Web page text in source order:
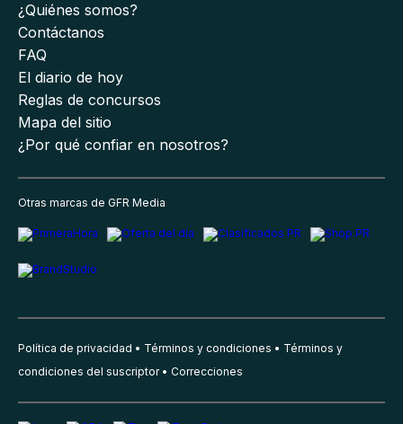
¿Quiénes somos?
Contáctanos
FAQ
El diario de hoy
Reglas de concursos
Mapa del sitio
¿Por qué confiar en nosotros?
Otras marcas de GFR Media
Política de privacidad Términos y condiciones
Términos y
condiciones del suscriptor
Correcciones